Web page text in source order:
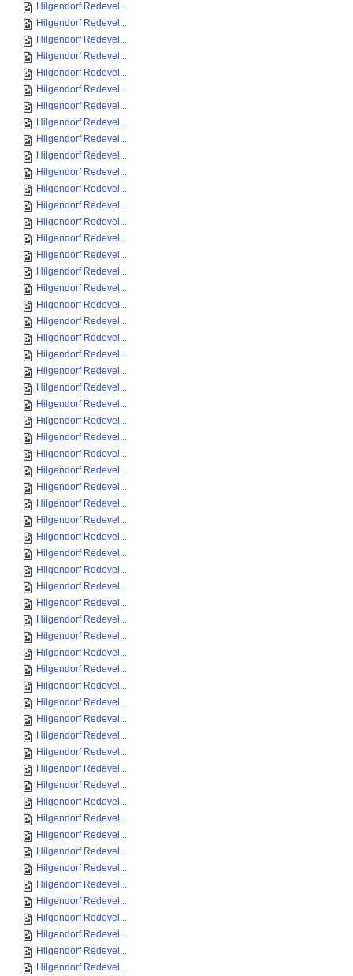
Hilgendorf Redevel...
Hilgendorf Redevel...
Hilgendorf Redevel...
Hilgendorf Redevel...
Hilgendorf Redevel...
Hilgendorf Redevel...
Hilgendorf Redevel...
Hilgendorf Redevel...
Hilgendorf Redevel...
Hilgendorf Redevel...
Hilgendorf Redevel...
Hilgendorf Redevel...
Hilgendorf Redevel...
Hilgendorf Redevel...
Hilgendorf Redevel...
Hilgendorf Redevel...
Hilgendorf Redevel...
Hilgendorf Redevel...
Hilgendorf Redevel...
Hilgendorf Redevel...
Hilgendorf Redevel...
Hilgendorf Redevel...
Hilgendorf Redevel...
Hilgendorf Redevel...
Hilgendorf Redevel...
Hilgendorf Redevel...
Hilgendorf Redevel...
Hilgendorf Redevel...
Hilgendorf Redevel...
Hilgendorf Redevel...
Hilgendorf Redevel...
Hilgendorf Redevel...
Hilgendorf Redevel...
Hilgendorf Redevel...
Hilgendorf Redevel...
Hilgendorf Redevel...
Hilgendorf Redevel...
Hilgendorf Redevel...
Hilgendorf Redevel...
Hilgendorf Redevel...
Hilgendorf Redevel...
Hilgendorf Redevel...
Hilgendorf Redevel...
Hilgendorf Redevel...
Hilgendorf Redevel...
Hilgendorf Redevel...
Hilgendorf Redevel...
Hilgendorf Redevel...
Hilgendorf Redevel...
Hilgendorf Redevel...
Hilgendorf Redevel...
Hilgendorf Redevel...
Hilgendorf Redevel...
Hilgendorf Redevel...
Hilgendorf Redevel...
Hilgendorf Redevel...
Hilgendorf Redevel...
Hilgendorf Redevel...
Hilgendorf Redevel...